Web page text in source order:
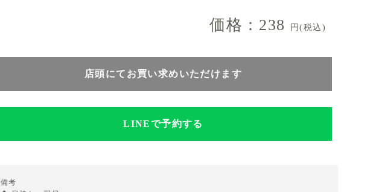
価格：238 円(税込)
店頭にてお買い求めいただけます
LINEで予約する
備考